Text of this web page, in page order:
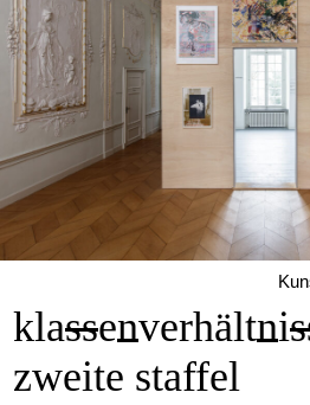
klassenverhältnis
zweite staffel